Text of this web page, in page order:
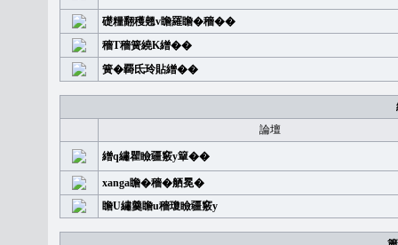
礎糧翻穫翹v瞻羅瞻�穡��
穡T穡簧繞K繒��
簧�覉氐玲貼繒��
論壇
繒q繡瞿瞼疆竅y簞��
xanga瞻�穡�舾冕�
瞻U繡羹瞻u穡瓊瞼疆竅y